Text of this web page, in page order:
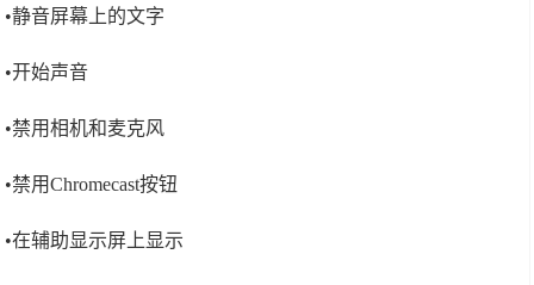
•静音屏幕上的文字
•开始声音
•禁用相机和麦克风
•禁用Chromecast按钮
•在辅助显示屏上显示